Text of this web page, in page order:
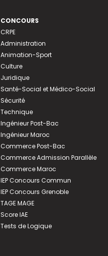
CONCOURS
CRPE
Administration
Animation-Sport
Culture
Juridique
Santé-Social et Médico-Social
Sécurité
Technique
Ingénieur Post-Bac
Ingénieur Maroc
Commerce Post-Bac
Commerce Admission Parallèle
Commerce Maroc
IEP Concours Commun
IEP Concours Grenoble
TAGE MAGE
Score IAE
Tests de Logique